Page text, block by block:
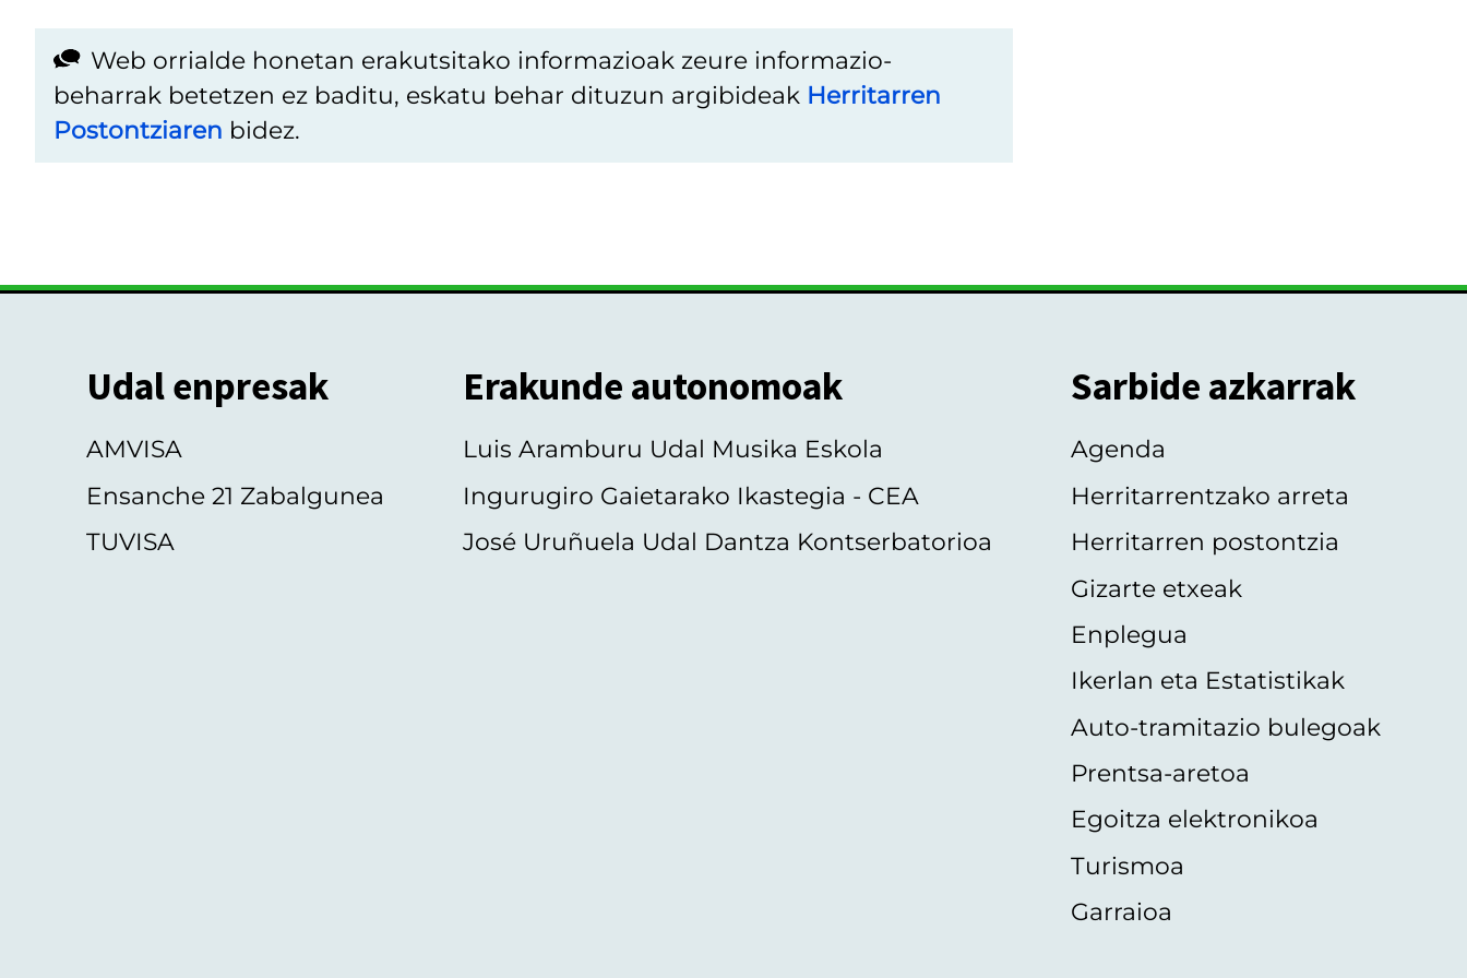
Web orrialde honetan erakutsitako informazioak zeure informazio-
beharrak betetzen ez baditu, eskatu behar dituzun argibideak Herritarren
Postontziaren bidez.
Udal enpresak
AMVISA
Ensanche 21 Zabalgunea
TUVISA
Erakunde autonomoak
Luis Aramburu Udal Musika Eskola
Ingurugiro Gaietarako Ikastegia - CEA
José Uruñuela Udal Dantza Kontserbatorioa
Sarbide azkarrak
Agenda
Herritarrentzako arreta
Herritarren postontzia
Gizarte etxeak
Enplegua
Ikerlan eta Estatistikak
Auto-tramitazio bulegoak
Prentsa-aretoa
Egoitza elektronikoa
Turismoa
Garraioa